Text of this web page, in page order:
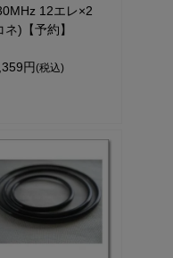
12エレ×2
ネ)【予約】
円 (税込)